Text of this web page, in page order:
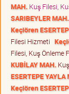
MAH. Kuş Filesi,
SARIBEYLER MAH.
Keçiören
Filesi Hizmeti
Filesi, Kuş Önleme
KUBİLAY MAH.
ESERTEPE YAYLA
Keçiören